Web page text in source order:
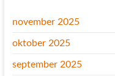
november 2025
oktober 2025
september 2025